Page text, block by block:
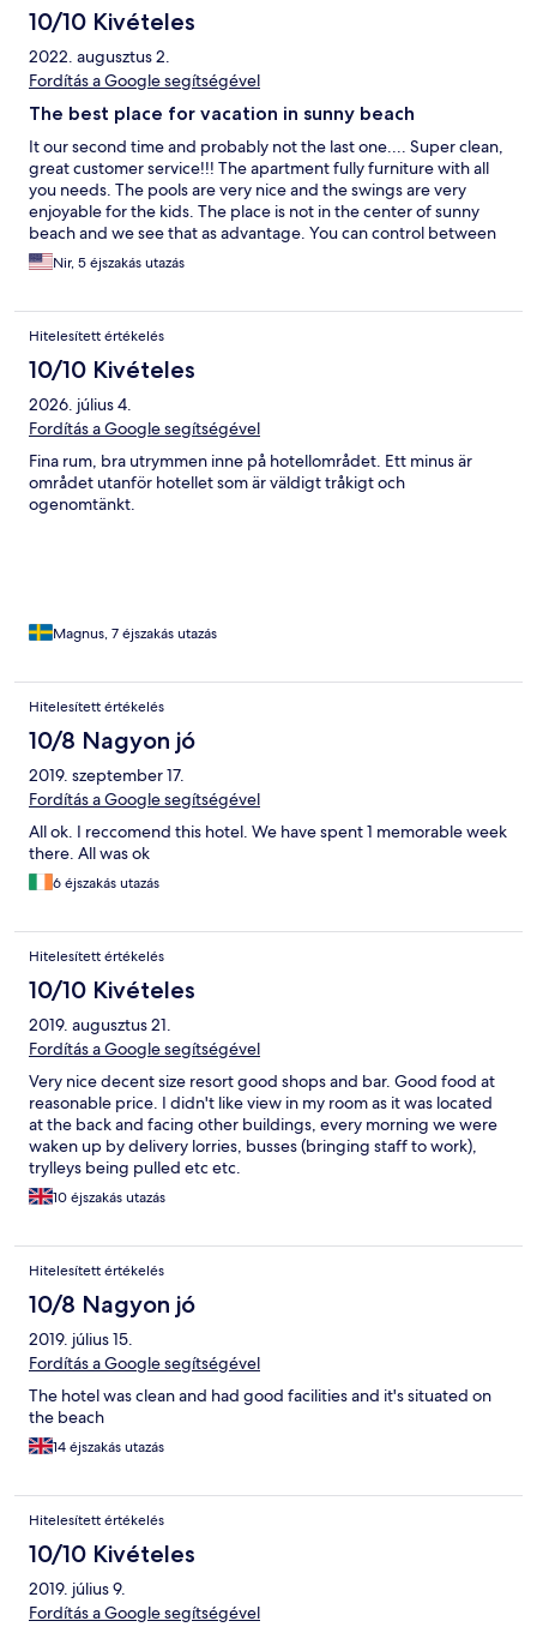
10/10 Kivételes
2022. augusztus 2.
Fordítás a Google segítségével
The best place for vacation in sunny beach
It our second time and probably not the last one.... Super clean,
great customer service!!! The apartment fully furniture with all
you needs. The pools are very nice and the swings are very
enjoyable for the kids. The place is not in the center of sunny
beach and we see that as advantage. You can control between
quite, calmed or in 5 minutes drive you can be in the center of
crowded boardwalk with shops, restaurants and more. We love
Nir, 5 éjszakás utazás
Hitelesített értékelés
10/10 Kivételes
2026. július 4.
Fordítás a Google segítségével
Fina rum, bra utrymmen inne på hotellområdet. Ett minus är
området utanför hotellet som är väldigt tråkigt och
ogenomtänkt.
Magnus, 7 éjszakás utazás
Hitelesített értékelés
10/8 Nagyon jó
2019. szeptember 17.
Fordítás a Google segítségével
All ok. I reccomend this hotel. We have spent 1 memorable week
there. All was ok
6 éjszakás utazás
Hitelesített értékelés
10/10 Kivételes
2019. augusztus 21.
Fordítás a Google segítségével
Very nice decent size resort good shops and bar. Good food at
reasonable price. I didn't like view in my room as it was located
at the back and facing other buildings, every morning we were
waken up by delivery lorries, busses (bringing staff to work),
trylleys being pulled etc etc.
10 éjszakás utazás
Hitelesített értékelés
10/8 Nagyon jó
2019. július 15.
Fordítás a Google segítségével
The hotel was clean and had good facilities and it's situated on
the beach
14 éjszakás utazás
Hitelesített értékelés
10/10 Kivételes
2019. július 9.
Fordítás a Google segítségével